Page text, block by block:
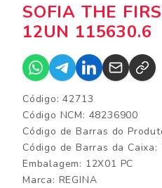
SOFIA THE
12UN 115630.6
Código: 42713
Código NCM: 48236900
Código de Barras do
Código de Barras da
Embalagem: 12X01 PC
Marca: REGINA